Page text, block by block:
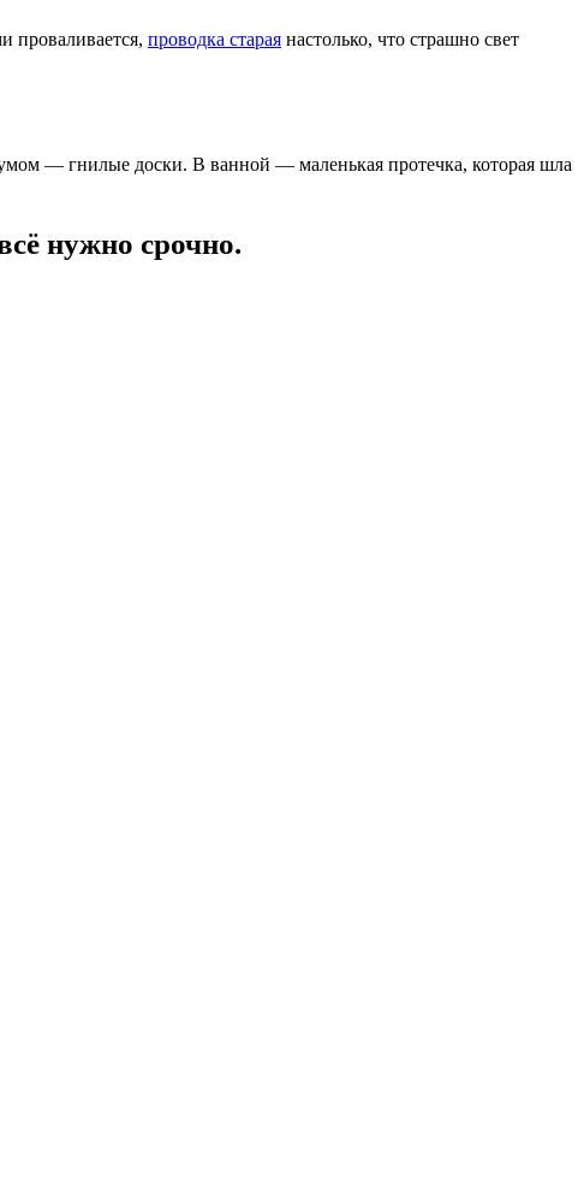
проваливается, проводка старая настолько, что страшно свет
— гнилые доски. В ванной — маленькая протечка, которая шла
нужно срочно.